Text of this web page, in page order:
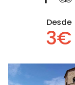
Desde
3€